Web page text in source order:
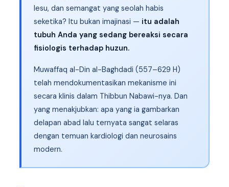
lesu, dan semangat yang seolah habis
seketika? Itu bukan imajinasi — itu adalah
tubuh Anda yang sedang bereaksi secara
fisiologis terhadap huzun.
Muwaffaq al-Din al-Baghdadi (557–629 H)
telah mendokumentasikan mekanisme ini
secara klinis dalam Thibbun Nabawi-nya. Dan
yang menakjubkan: apa yang ia gambarkan
delapan abad lalu ternyata sangat selaras
dengan temuan kardiologi dan neurosains
modern.